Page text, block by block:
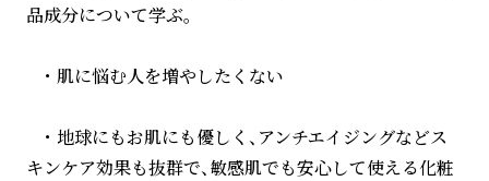
品成分について学ぶ。
・ 肌に悩む人を増やしたくない
・ 地球にもお肌にも優しく、アンチエイジングなどス
キンケア効果も抜群で、敏感肌でも安心して使える化粧